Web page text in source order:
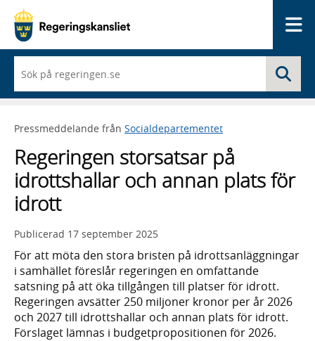
du
börjar
skriva
framträder
lista
med
sökförslag
Pressmeddelande från Socialdepartementet
Regeringen storsatsar på
idrottshallar och annan plats för
idrott
Publicerad 17 september 2025
För att möta den stora bristen på idrottsanläggningar
i samhället föreslår regeringen en omfattande
satsning på att öka tillgången till platser för idrott.
Regeringen avsätter 250 miljoner kronor per år 2026
och 2027 till idrottshallar och annan plats för idrott.
Förslaget lämnas i budgetpropositionen för 2026.